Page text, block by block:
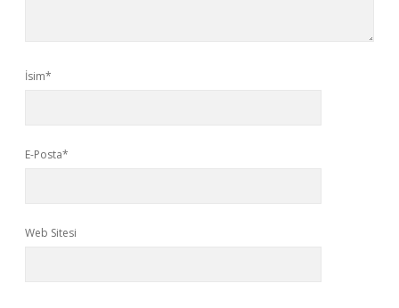
İsim*
E-Posta*
Web Sitesi